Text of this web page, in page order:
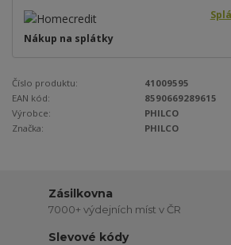
Nákup na splátky
Číslo produktu:
41009595
EAN kód:
8590669289615
Výrobce:
PHILCO
Značka:
PHILCO
Zásilkovna
7000+ výdejních míst v ČR
Slevové kódy